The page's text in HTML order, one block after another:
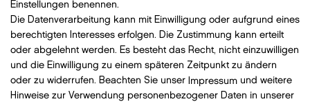
Bezahlung mit VISA, MasterCard, Vorauskasse, PayPal
Versandmit DHL
Einstellungen benennen.
Die Datenverarbeitung kann mit Einwilligung oder aufgrund eines
berechtigten Interesses erfolgen. Die Zustimmung kann erteilt
oder abgelehnt werden. Es besteht das Recht, nicht einzuwilligen
und die Einwilligung zu einem späteren Zeitpunkt zu ändern
oder zu widerrufen. Beachten Sie unser
Impressum und weitere
Hinweise zur Verwendung personenbezogener Daten in unserer